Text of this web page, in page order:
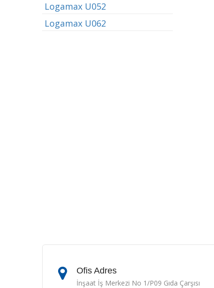
Logamax U052
Logamax U062
Ofis Adres
İnşaat İş Merkezi No 1/P09 Gıda Çarşısı